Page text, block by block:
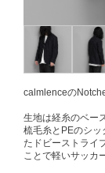
calmlenceの
生地は経糸のベー
梳毛糸とPEのシッ
たドビーストライ
ことで軽いサッカ